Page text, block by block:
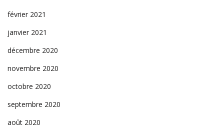
février 2021
janvier 2021
décembre 2020
novembre 2020
octobre 2020
septembre 2020
août 2020